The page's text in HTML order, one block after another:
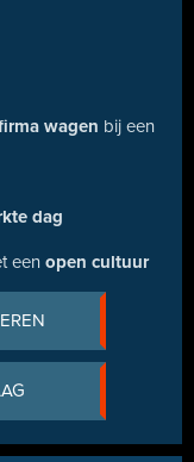
wagen bij een
dag
een open cultuur